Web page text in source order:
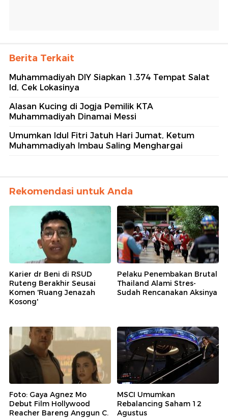
Berita Terkait
Muhammadiyah DIY Siapkan 1.374 Tempat Salat
Id, Cek Lokasinya
Alasan Kucing di Jogja Pemilik KTA
Muhammadiyah Dinamai Messi
Umumkan Idul Fitri Jatuh Hari Jumat, Ketum
Muhammadiyah Imbau Saling Menghargai
Rekomendasi untuk Anda
Karier dr Beni di RSUD
Ruteng Berakhir Seusai
Komen 'Ruang Jenazah
Kosong'
Pelaku Penembakan Brutal
Thailand Alami Stres-
Sudah Rencanakan Aksinya
Foto: Gaya Agnez Mo
Debut Film Hollywood
Reacher Bareng Anggun C.
MSCI Umumkan
Rebalancing Saham 12
Agustus